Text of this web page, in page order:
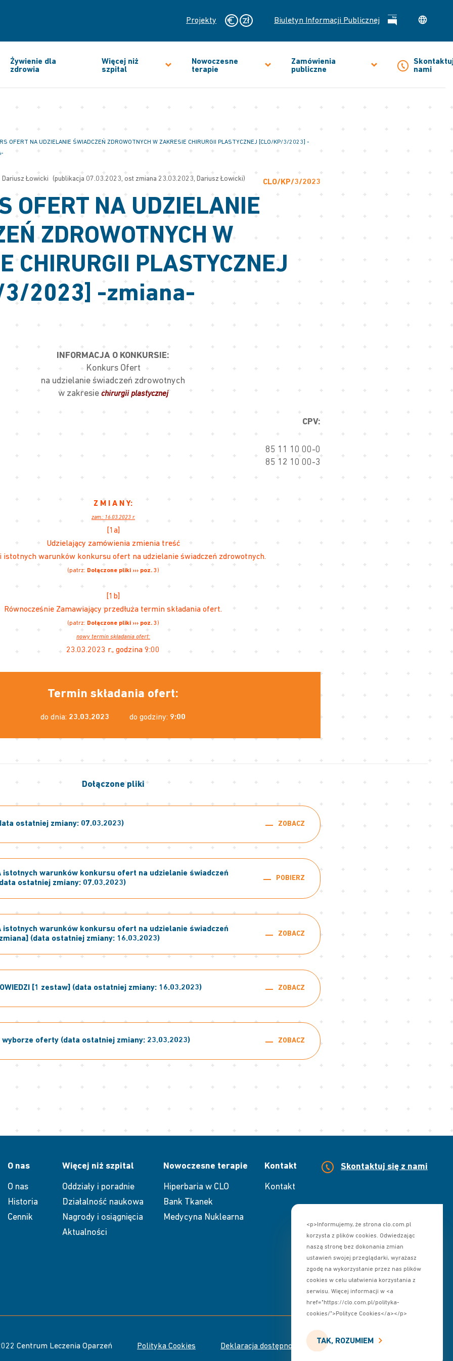
Projekty Biuletyn Informacji Publicznej
Żywienie dla
zdrowia
Więcej niż
szpital
Nowoczesne
terapie
Zamówienia
publiczne
nami
Skontaktuj się z nami
OFERT NA UDZIELANIE ŚWIADCZEŃ ZDROWOTNYCH W ZAKRESIE CHIRURGII PLASTYCZNEJ [CLO/KP/3/2023] -
Dariusz Łowicki (publikacja 07.03.2023, ost zmiana 23.03.2023, Dariusz Łowicki) CLO/KP/3/2023
OFERT NA UDZIELANIE
ZDROWOTNYCH W
CHIRURGII PLASTYCZNEJ
3/2023] -zmiana-
INFORMACJA O KONKURSIE:
Konkurs Ofert
na udzielanie świadczeń zdrowotnych
w zakresie chirurgii plastycznej
CPV:
85 11 10 00-0
85 12 10 00-3
Z M I A N Y:
zam.: 16.03.2023 r.
[1a]
Udzielający zamówienia zmienia treść
istotnych warunków konkursu ofert na udzielanie świadczeń zdrowotnych.
(patrz: Dołączone pliki ››› poz. 3 )
[1b]
Równocześnie Zamawiający przedłuża termin składania ofert.
(patrz: Dołączone pliki ››› poz. 3 )
nowy termin składania ofert:
23.03.2023 r., godzina 9:00
Termin składania ofert:
do dnia: 23.03.2023 do godziny: 9:00
Dołączone pliki
ostatniej zmiany: 07.03.2023) ZOBACZ
istotnych warunków konkursu ofert na udzielanie świadczeń
ostatniej zmiany: 07.03.2023)
POBIERZ
istotnych warunków konkursu ofert na udzielanie świadczeń
(data ostatniej zmiany: 16.03.2023)
ZOBACZ
[1 zestaw] (data ostatniej zmiany: 16.03.2023) ZOBACZ
wyborze oferty (data ostatniej zmiany: 23.03.2023) ZOBACZ
O nas
O nas
Historia
Cennik
Więcej niż szpital
Oddziały i poradnie
Działalność naukowa
Nagrody i osiągnięcia
Aktualności
Nowoczesne terapie
Hiperbaria w CLO
Bank Tkanek
Medycyna Nuklearna
Kontakt
Kontakt
Skontaktuj się z nami
Centrum Leczenia Oparzeń Polityka Cookies Deklaracja dostępności Designed by
<p>Informujemy, że strona clo.com.pl
korzysta z plików cookies. Odwiedzając
naszą stronę bez dokonania zmian
ustawień swojej przeglądarki, wyrażasz
zgodę na wykorzystanie przez nas plików
cookies w celu ułatwienia korzystania z
serwisu. Więcej informacji w <a
href="https://clo.com.pl/polityka-
cookies/">Polityce Cookies</a></p>
TAK, ROZUMIEM